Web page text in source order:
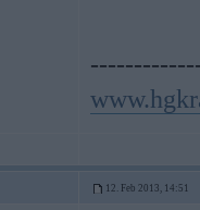
12. Feb 2013, 14:51